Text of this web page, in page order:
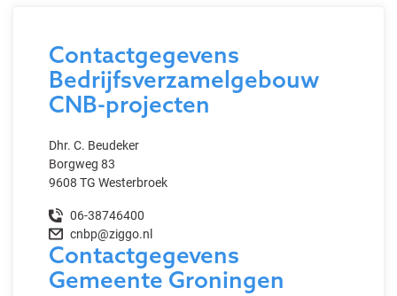
Contactgegevens
Bedrijfsverzamelgebouw
CNB-projecten
Dhr. C. Beudeker
Borgweg 83
9608 TG Westerbroek
06-38746400
cnbp@ziggo.nl
Contactgegevens
Gemeente Groningen